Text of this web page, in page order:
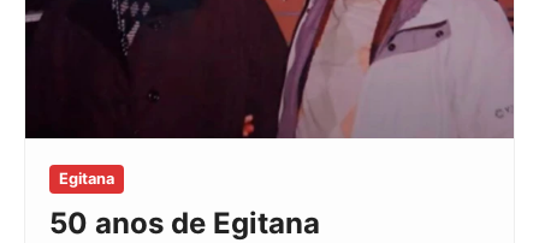
Egitana
50 anos de Egitana